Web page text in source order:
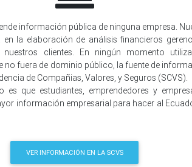
información pública de ninguna empresa.
la elaboración de análisis financieros
clientes. En ningún momento
no fuera de dominio público, la fuente de
de Compañias, Valores, y Seguros (SCVS).
es que estudiantes, emprendedores y
información empresarial para hacer al
VER INFORMACIÓN EN LA SCVS